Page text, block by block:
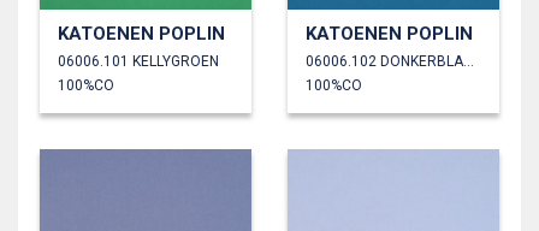
KATOENEN POPLIN
06006.101 KELLYGROEN
100%CO
KATOENEN POPLIN
06006.102 DONKERBLAUW
100%CO